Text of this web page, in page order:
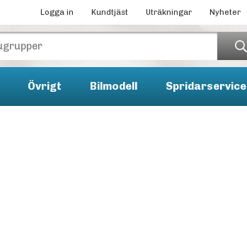
Logga in Kundtjäst Uträkningar Nyheter
Övrigt Bilmodell Spridarservice